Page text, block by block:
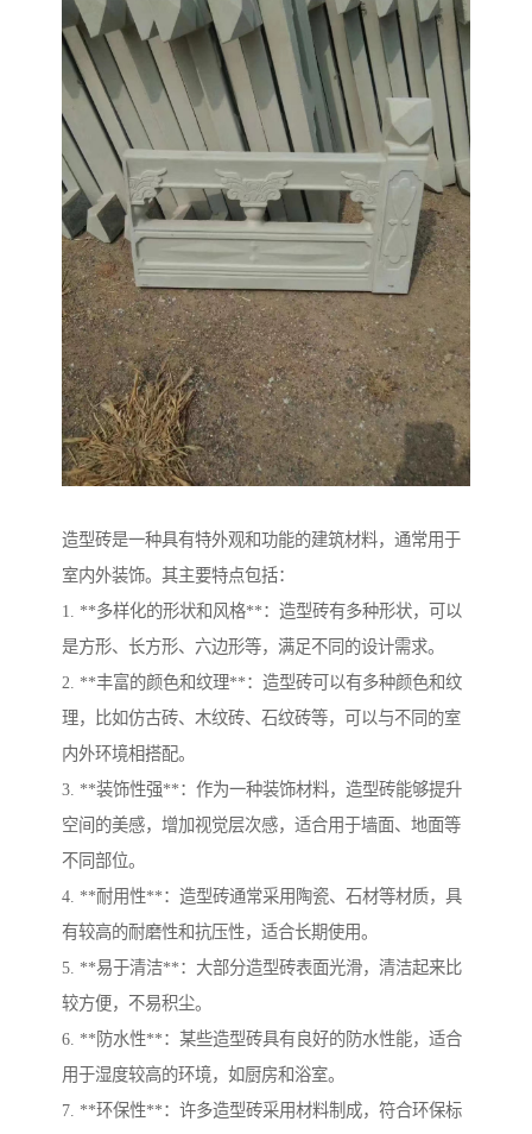
造型砖是一种具有特外观和功能的建筑材料，通常用于
室内外装饰。其主要特点包括：
1. **多样化的形状和风格**：造型砖有多种形状，可以
是方形、长方形、六边形等，满足不同的设计需求。
2. **丰富的颜色和纹理**：造型砖可以有多种颜色和纹
理，比如仿古砖、木纹砖、石纹砖等，可以与不同的室
内外环境相搭配。
3. **装饰性强**：作为一种装饰材料，造型砖能够提升
空间的美感，增加视觉层次感，适合用于墙面、地面等
不同部位。
4. **耐用性**：造型砖通常采用陶瓷、石材等材质，具
有较高的耐磨性和抗压性，适合长期使用。
5. **易于清洁**：大部分造型砖表面光滑，清洁起来比
较方便，不易积尘。
6. **防水性**：某些造型砖具有良好的防水性能，适合
用于湿度较高的环境，如厨房和浴室。
7. **环保性**：许多造型砖采用材料制成，符合环保标